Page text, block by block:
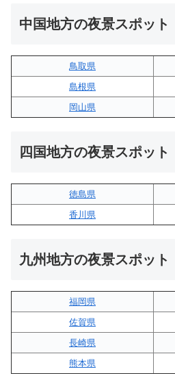
中国地方の夜景スポット
鳥取県
島根県
岡山県
四国地方の夜景スポット
徳島県
香川県
九州地方の夜景スポット
福岡県
佐賀県
長崎県
熊本県